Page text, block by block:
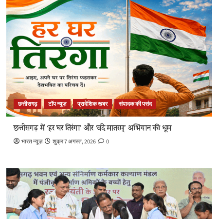
छत्तीसगढ़ टॉप न्यूज़ प्रादेशिक खबर संपादक की पसंद
छत्तीसगढ़ में ‘हर घर तिरंगा’ और ‘वंदे मातरम्’ अभियान की धूम
भारत न्यूज़ शुक्र 7 अगस्त, 2026 0